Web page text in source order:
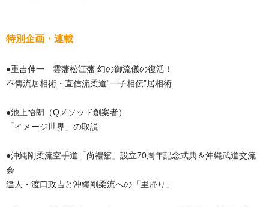
特別企画・連載
●重吉伸一 雲藩松江藩 幻の御流儀の復活！
不傳流居相術・直信流柔道“一子相伝”居相術
●池上悟朗（Qメソッド創案者）
「イメージ世界」の取説
●沖縄剛柔流空手道「尚禮舘」設立70周年記念式典＆沖縄武道交流
会
達人・渡口政吉と沖縄剛柔流への「里帰り」